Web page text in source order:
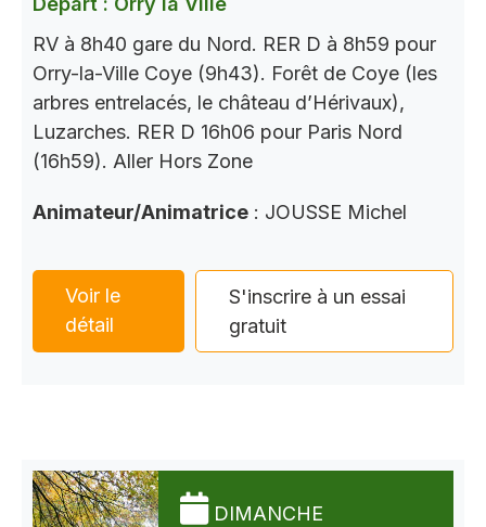
RV à 8h40 gare du Nord. RER D à 8h59 pour
Orry-la-Ville Coye (9h43). Forêt de Coye (les
arbres entrelacés, le château d’Hérivaux),
Luzarches. RER D 16h06 pour Paris Nord
(16h59). Aller Hors Zone
Animateur/Animatrice : JOUSSE Michel
Voir le
détail
S'inscrire à un essai
gratuit
DIMANCHE